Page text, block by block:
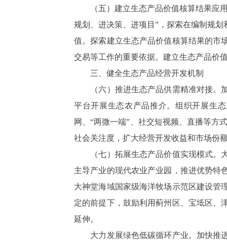
（五）建立生态产品价值核算结果应用
规划、进决策、进项目”，探索在编制规
值。探索建立生态产品价值核算结果的市
交易等工作的重要依据。建立生态产品价
三、健全生态产品经营开发机制
（六）推进生态产品供需精准对接。加
平台开展生态农产品推介。组织开展生
网、“两微一端”、社交短视频、直播等方
社会关注度，扩大经营开发收益和市场份
（七）拓展生态产品价值实现模式。大
主导产业的现代农业产业园，推进优势特
大神堂海域国家级海洋牧场示范区建设管
定的前提下，鼓励利用蓟州区、宝坻区、
延伸。
大力发展绿色低碳循环产业。加快推进